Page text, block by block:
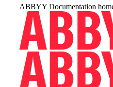
ABBYY Documentation